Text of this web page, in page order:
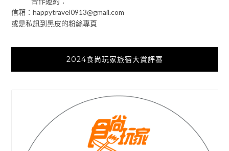
信箱：happytravel0913@gmail.com
或是私訊到黑皮的粉絲專頁
2024食尚玩家旅宿大賞評審